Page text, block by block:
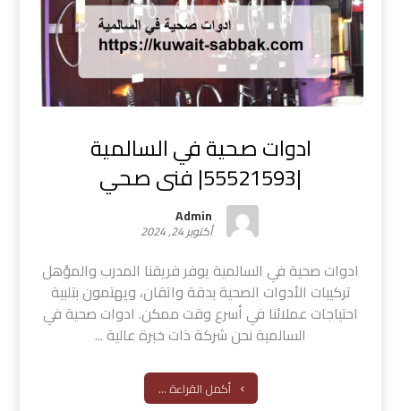
ادوات صحية في السالمية
|55521593| فنى صحي
Admin
أكتوبر 24, 2024
ادوات صحية في السالمية يوفر فريقنا المدرب والمؤهل
تركيبات الأدوات الصحية بدقة واتقان، ويهتمون بتلبية
احتياجات عملائنا في أسرع وقت ممكن. ادوات صحية في
السالمية نحن شركة ذات خبرة عالية ...
أكمل القراءة ...